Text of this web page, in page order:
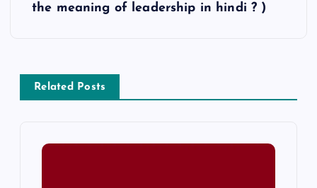
a
v
the meaning of leadership in hindi ? )
Related Posts